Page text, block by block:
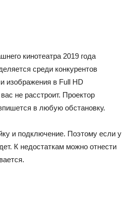
кинотеатра 2019 года
среди конкурентов
изображения в Full HD
не расстроит. Проектор
в любую обстановку.
и подключение. Поэтому если у
К недостаткам можно отнести